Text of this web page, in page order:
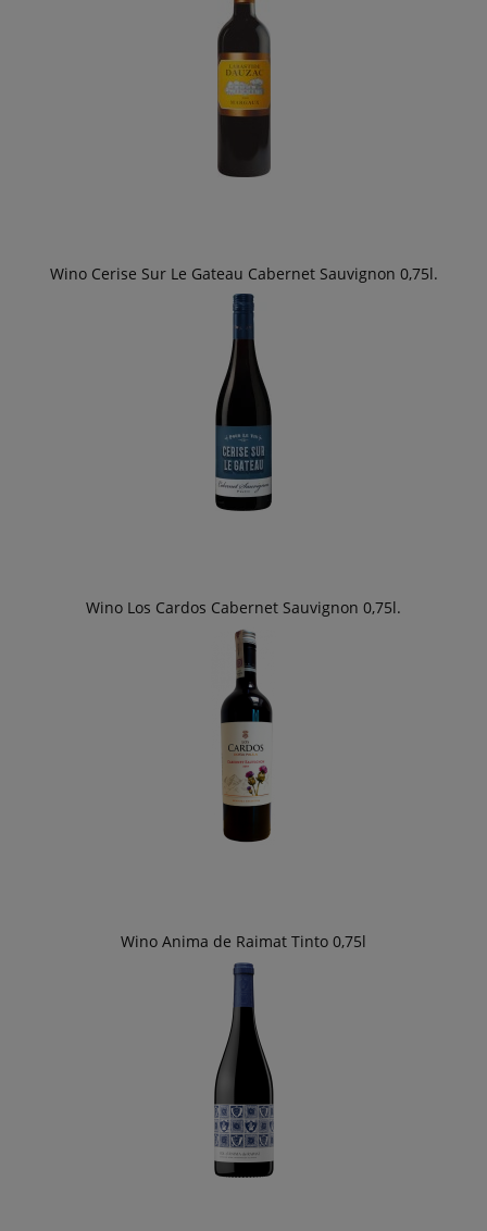
Wino Cerise Sur Le Gateau Cabernet Sauvignon 0,75l.
Wino Los Cardos Cabernet Sauvignon 0,75l.
Wino Anima de Raimat Tinto 0,75l